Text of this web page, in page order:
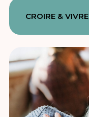
CROIRE & VIVRE